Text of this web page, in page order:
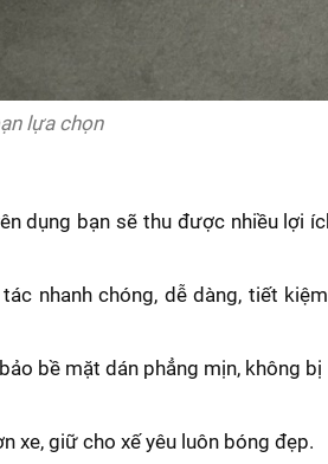
lựa chọn
dụng bạn sẽ thu được nhiều lợi
nhanh chóng, dễ dàng, tiết
bề mặt dán phẳng mịn, không bị
xe, giữ cho xế yêu luôn bóng đẹp.